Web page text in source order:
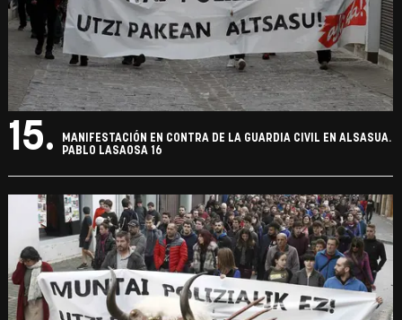
15.
MANIFESTACIÓN EN CONTRA DE LA GUARDIA CIVIL EN ALSASUA.
PABLO LASAOSA 16